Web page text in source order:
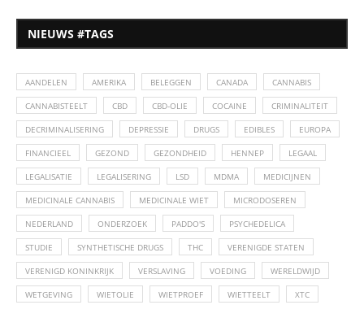
NIEUWS #TAGS
AANDELEN AMERIKA BELEGGEN CANADA CANNABIS
CANNABISTEELT CBD CBD-OLIE COCAINE CRIMINALITEIT
DECRIMINALISERING DEPRESSIE DRUGS EDIBLES EUROPA
FINANCIEEL GEZOND GEZONDHEID HENNEP LEGAAL
LEGALISATIE LEGALISERING LSD MDMA MEDICIJNEN
MEDICINALE CANNABIS MEDICINALE WIET MICRODOSEREN
NEDERLAND ONDERZOEK PADDO'S PSYCHEDELICA
STUDIE SYNTHETISCHE DRUGS THC VERENIGDE STATEN
VERENIGD KONINKRIJK VERSLAVING VOEDING WERELDWIJD
WETGEVING WIETOLIE WIETPROEF WIETTEELT XTC